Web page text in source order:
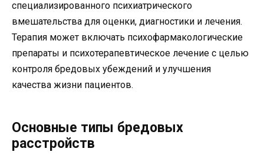
специализированного психиатрического
вмешательства для оценки, диагностики и лечения.
Терапия может включать психофармакологические
препараты и психотерапевтическое лечение с целью
контроля бредовых убеждений и улучшения
качества жизни пациентов.
Основные типы бредовых
расстройств